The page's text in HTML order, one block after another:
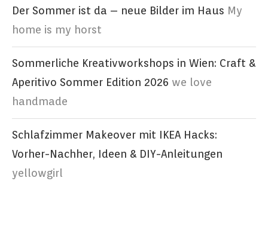
Der Sommer ist da – neue Bilder im Haus My
home is my horst
Sommerliche Kreativworkshops in Wien: Craft &
Aperitivo Sommer Edition 2026 we love
handmade
Schlafzimmer Makeover mit IKEA Hacks:
Vorher-Nachher, Ideen & DIY-Anleitungen
yellowgirl